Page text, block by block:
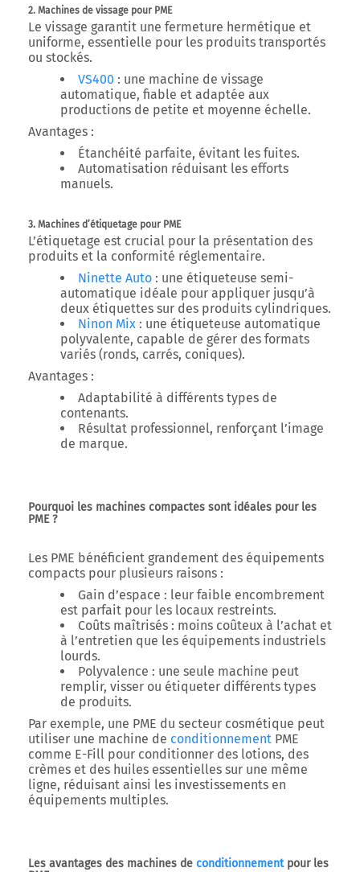
2. Machines de vissage pour PME
Le vissage garantit une fermeture hermétique et
uniforme, essentielle pour les produits transportés
ou stockés.
VS400 : une machine de vissage
automatique, fiable et adaptée aux
productions de petite et moyenne échelle.
Avantages :
Étanchéité parfaite, évitant les fuites.
Automatisation réduisant les efforts
manuels.
3. Machines d’étiquetage pour PME
L’étiquetage est crucial pour la présentation des
produits et la conformité réglementaire.
Ninette Auto : une étiqueteuse semi-
automatique idéale pour appliquer jusqu’à
deux étiquettes sur des produits cylindriques.
Ninon Mix : une étiqueteuse automatique
polyvalente, capable de gérer des formats
variés (ronds, carrés, coniques).
Avantages :
Adaptabilité à différents types de
contenants.
Résultat professionnel, renforçant l’image
de marque.
Pourquoi les machines compactes sont idéales pour les
PME ?
Les PME bénéficient grandement des équipements
compacts pour plusieurs raisons :
Gain d’espace : leur faible encombrement
est parfait pour les locaux restreints.
Coûts maîtrisés : moins coûteux à l’achat et
à l’entretien que les équipements industriels
lourds.
Polyvalence : une seule machine peut
remplir, visser ou étiqueter différents types
de produits.
Par exemple, une PME du secteur cosmétique peut
utiliser une machine de conditionnement PME
comme E-Fill pour conditionner des lotions, des
crèmes et des huiles essentielles sur une même
ligne, réduisant ainsi les investissements en
équipements multiples.
Les avantages des machines de conditionnementpour les